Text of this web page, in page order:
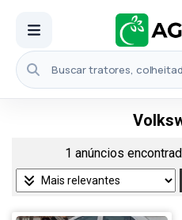
1 anúncios